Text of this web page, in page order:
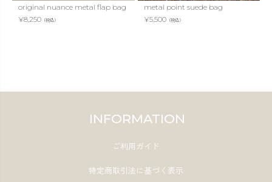
original nuance metal flap bag
¥8,250 （税込）
metal point suede bag
¥5,500（税込）
INFORMATION
ご利用ガイド
特定商取引法に基づく表示